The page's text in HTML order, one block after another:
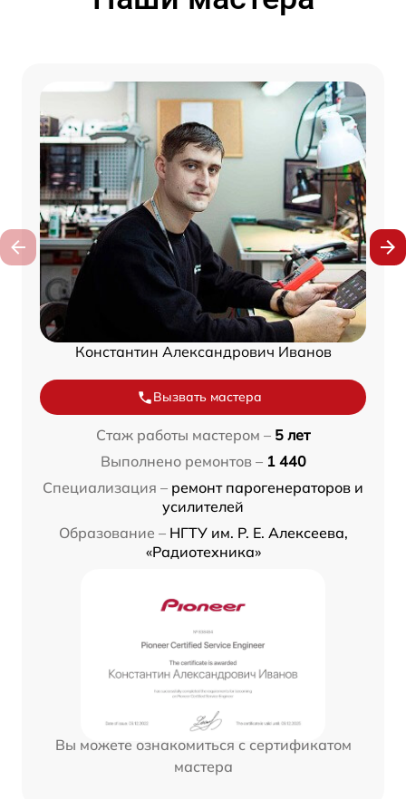
Константин Александрович Иванов
Вызвать мастера
Стаж работы мастером – 5 лет
Выполнено ремонтов – 1 440
Специализация – ремонт парогенераторов и
усилителей
Образование – НГТУ им. Р. Е. Алексеева,
«Радиотехника»
Вы можете ознакомиться с сертификатом
мастера